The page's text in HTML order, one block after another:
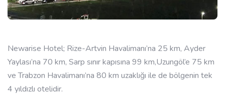
Newarise Hotel; Rize-Artvin Havalimanı’na 25 km, Ayder
Yaylası’na 70 km, Sarp sınır kapısına 99 km,Uzungöl’e 75 km
ve Trabzon Havalimanı’na 80 km uzaklığı ile de bölgenin tek
4 yıldızlı otelidir.